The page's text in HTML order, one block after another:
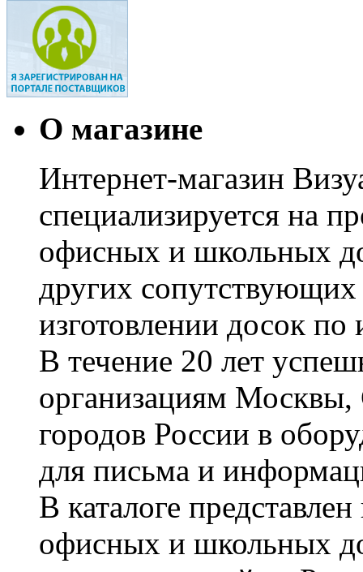
О магазине
Интернет-магазин
специализируется на
офисных и школьных
других сопутствующих
изготовлении досок по
В течение 20 лет
организациям Москвы,
городов России в
для письма и
В каталоге
офисных и школьных